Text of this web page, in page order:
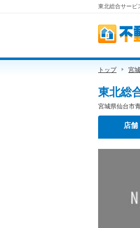
東北総合サービ
トップ 宮
東北総
宮城県仙台市
店